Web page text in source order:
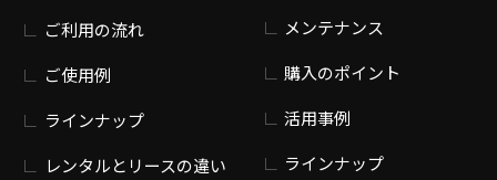
ご利用の流れ
ご使用例
ラインナップ
レンタルとリースの違い
メンテナンス
購入のポイント
活用事例
ラインナップ